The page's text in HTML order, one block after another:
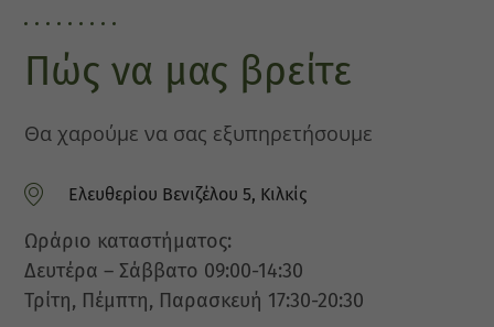
Πώς να μας βρείτε
Θα χαρούμε να σας εξυπηρετήσουμε
Ελευθερίου Βενιζέλου 5, Κιλκίς
Ωράριο καταστήματος:
Δευτέρα – Σάββατο 09:00-14:30
Τρίτη, Πέμπτη, Παρασκευή 17:30-20:30